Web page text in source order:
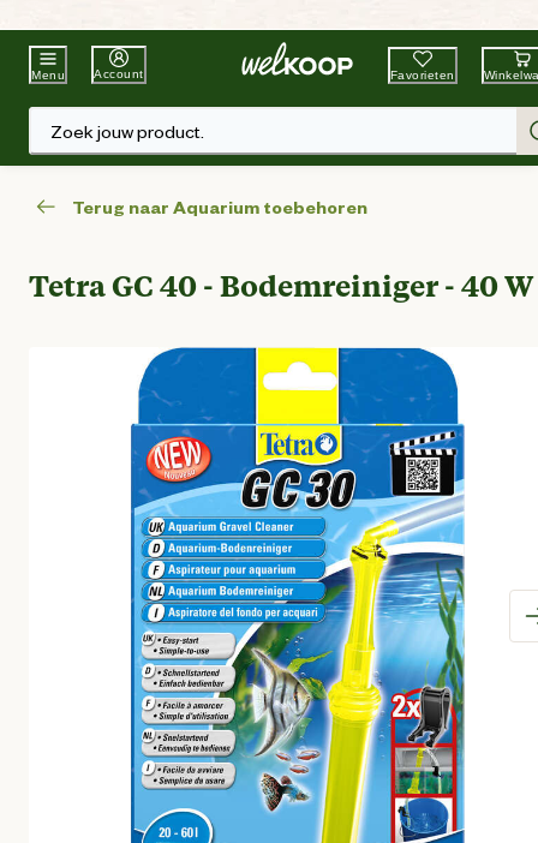
Beste WinkelketenTuin & Dier
Menu Account Favorieten
Zoek jouw product.
Terug naar Aquarium toebehoren
Tetra GC 40 - Bodemreiniger - 40 W